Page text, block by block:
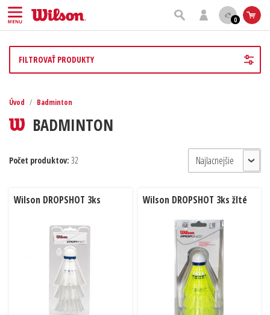
0
FILTROVAŤ PRODUKTY
Úvod / Badminton
BADMINTON
Počet produktov: 32
Wilson DROPSHOT 3ks Wilson DROPSHOT 3ks žlté